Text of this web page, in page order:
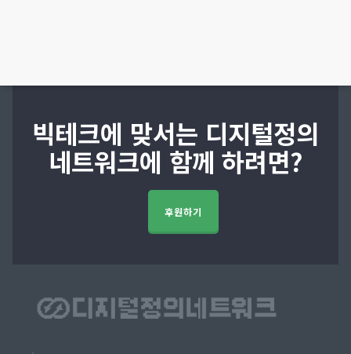
빅테크에 맞서는 디지털정의
네트워크에 함께 하려면?
후원하기